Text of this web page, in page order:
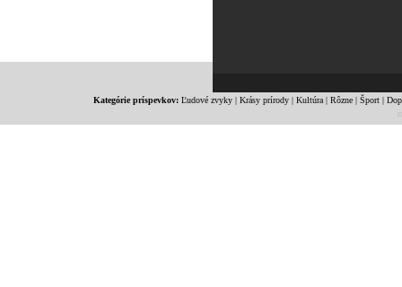
Kategórie príspevkov: Ľudové zvyky| Krásy prírody| Kultúra| Rôzne| Šport|